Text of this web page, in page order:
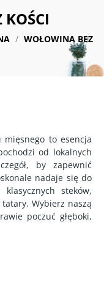
WOŁOWINA BEZ
mięsnego to esencja
od lokalnych
by zapewnić
nadaje się do
steków,
Wybierz naszą
poczuć głęboki,